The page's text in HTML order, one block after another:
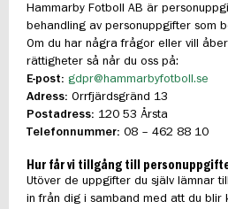
Hammarby Fotboll AB är
behandling av personuppgifter som
Om du har några frågor eller vill
rättigheter så når du oss på:
E-post: gdpr@hammarbyfotboll.se
Adress: Orrfjärdsgränd 13
Postadress: 120 53 Årsta
Telefonnummer: 08 – 462 88 10
Hur får vi tillgång till
Utöver de uppgifter du själv lämnar
in från dig i samband med att du blir